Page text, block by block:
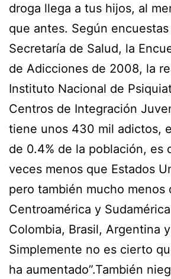
droga llega a tus hijos, al
que antes. Según
Secretaría de Salud, la
de Adicciones de 2008, la
Instituto Nacional de
Centros de Integración
tiene unos 430 mil adictos,
de 0.4% de la población, es
veces menos que Estados
pero también mucho menos
Centroamérica y
Colombia, Brasil, Argentina
Simplemente no es cierto
ha aumentado”.También